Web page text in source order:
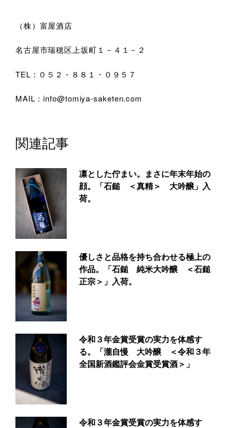
（株）富屋酒店
名古屋市瑞穂区上坂町１－４１－２
TEL：０５２・８８１・０９５７
MAIL：info@tomiya-saketen.com
関連記事
凛とした佇まい。まさに年末年始の
顔。「石鎚 ＜真精＞ 大吟醸」入
荷。
優しさと品格を持ち合わせる極上の
作品。「石鎚 純米大吟醸 ＜石鎚
正宗＞」入荷。
令和３年金賞受賞の実力を体感す
る。「瀧自慢 大吟醸 ＜令和３年
全国新酒鑑評会金賞受賞酒＞」
令和３年金賞受賞の実力を体感す